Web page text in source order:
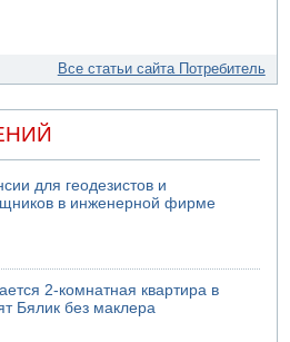
Все статьи сайта Потребитель
для геодезистов и
в инженерной фирме
2-комнатная квартира в
Бялик без маклера